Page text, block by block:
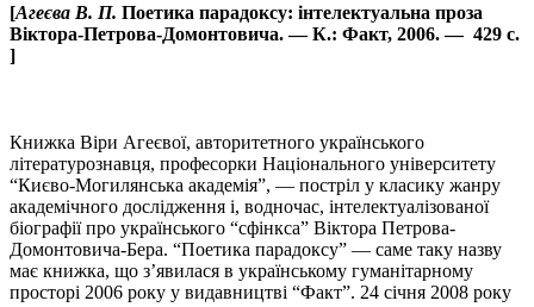
[Агеєва В. П. Поетика парадоксу: інтелектуальна проза
Віктора-Петрова-Домонтовича. — К.: Факт, 2006. — 429 с.
]
Книжка Віри Агеєвої, авторитетного українського
літературознавця, професорки Національного університету
“Києво-Могилянська академія”, — постріл у класику жанру
академічного дослідження і, водночас, інтелектуалізованої
біографії про українського “сфінкса” Віктора Петрова-
Домонтовича-Бера. “Поетика парадоксу” — саме таку назву
має книжка, що з’явилася в українському гуманітарному
просторі 2006 року у видавництві “Факт”. 24 січня 2008 року